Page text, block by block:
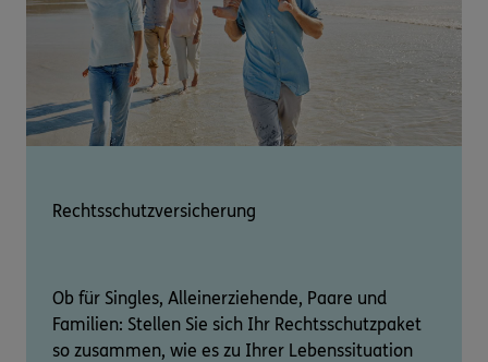
Rechtsschutzversicherung
Ob für Singles, Alleinerziehende, Paare und
Familien: Stellen Sie sich Ihr Rechtsschutzpaket
so zusammen, wie es zu Ihrer Lebenssituation